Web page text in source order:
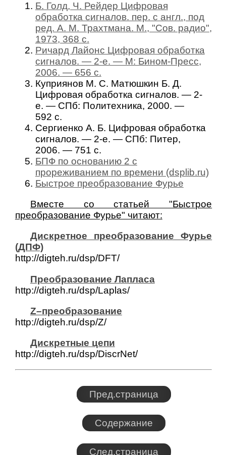
Б. Голд, Ч. Рейдер Цифровая
обработка сигналов. пер. с англ., под
ред. А. М. Трахтмана. М., "Сов. радио",
1973, 368 с.
Ричард Лайонс Цифровая обработка
сигналов. — 2-е. — М: Бином-Пресс,
2006. — 656 с.
Куприянов М. C. Матюшкин Б. Д.
Цифровая обработка сигналов. — 2-
е. — СПб: Политехника, 2000. —
592 с.
Сергиенко А. Б. Цифровая обработка
сигналов. — 2-е. — СПб: Питер,
2006. — 751 с.
БПФ по основанию 2 с
прореживанием по времени (dsplib.ru)
Быстрое преобразование Фурье
Вместе со статьей "Быстрое
преобразование Фурье" читают:
Дискретное преобразование Фурье
(ДПФ)
http://digteh.ru/dsp/DFT/
Преобразование Лапласа
http://digteh.ru/dsp/Laplas/
Z–преобразование
http://digteh.ru/dsp/Z/
Дискретные цепи
http://digteh.ru/dsp/DiscrNet/
Пред.страница
Содержание
След.страница